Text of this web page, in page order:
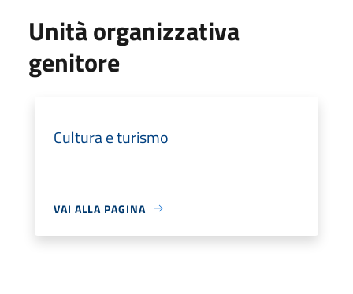
Unità organizzativa
genitore
Cultura e turismo
VAI ALLA PAGINA